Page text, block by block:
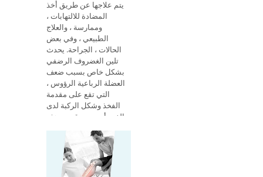
يتم علاجها عن طريق أخذ
المضادة للالتهابات ،
وممارسة ، والعلاج
الطبيعي ، وفي بعض
الحالات ، الجراحة. يحدث
تلين الغضروف الرضفي
بشكل خاص بسبب ضعف
العضلة الرباعية الرؤوس ،
التي تقع على مقدمة
الفخذ وشكل الركبة لدى
الفرد أو موضع قدمه. هذه
زيادة الوزن والتوتر هي
السبب الرئيسي للمرض.
الأعراض الرئيسية ال